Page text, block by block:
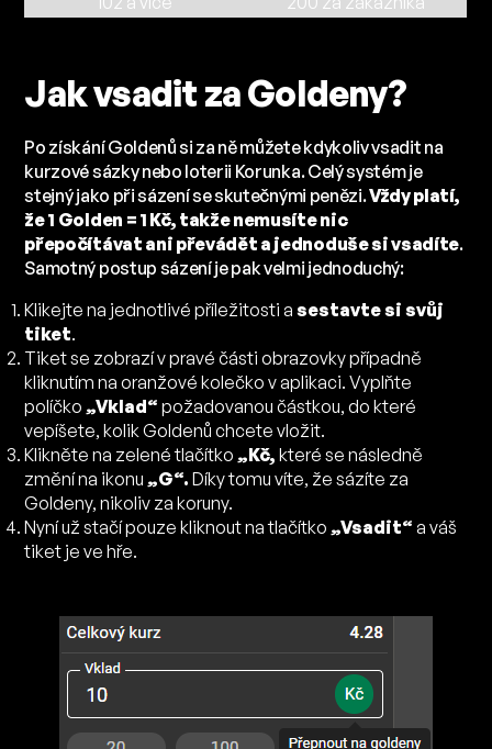
Jak vsadit za Goldeny?
Po získání Goldenů si za ně můžete kdykoliv vsadit na
kurzové sázky nebo loterii Korunka. Celý systém je
stejný jako při sázení se skutečnými penězi.Vždy platí,
že 1 Golden = 1 Kč, takže nemusíte nic
přepočítávat ani převádět a jednoduše si vsadíte.
Samotný postup sázení je pak velmi jednoduchý:
Klikejte na jednotlivé příležitosti asestavte si svůj
tiket.
Tiket se zobrazí v pravé části obrazovky případně
kliknutím na oranžové kolečko v aplikaci. Vyplňte
políčko „Vklad“ požadovanou částkou, do které
vepíšete, kolik Goldenů chcete vložit.
Klikněte na zelené tlačítko „Kč,které se následně
změní na ikonu „G“.Díky tomu víte, že sázíte za
Goldeny, nikoliv za koruny.
Nyní už stačí pouze kliknout na tlačítko „Vsadit“ a váš
tiket je ve hře.